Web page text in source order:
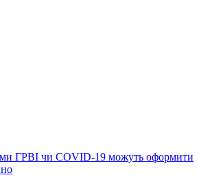
ГРВІ чи COVID-19 можуть оформити